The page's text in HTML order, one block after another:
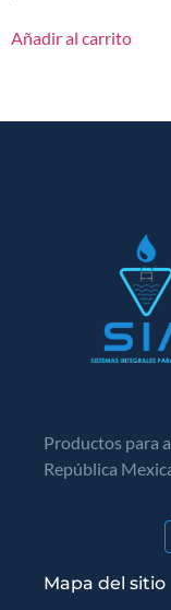
Añadir al carrito
Productos para
República
Mapa del sitio